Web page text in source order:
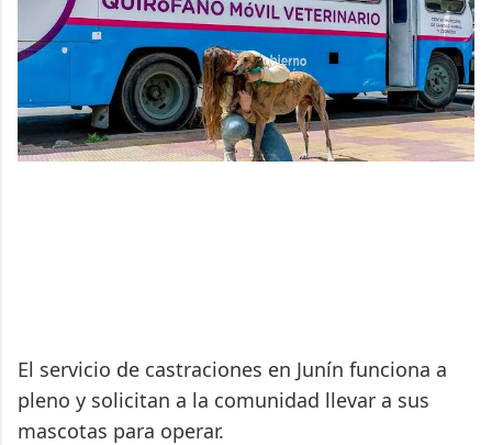
El servicio de castraciones en Junín funciona a
pleno y solicitan a la comunidad llevar a sus
mascotas para operar.